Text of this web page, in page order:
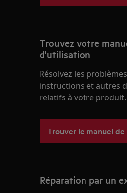
Trouvez votre
d'utilisation
Résolvez les
instructions et autres
relatifs à votre produit.
Trouver le manuel
Réparation par un